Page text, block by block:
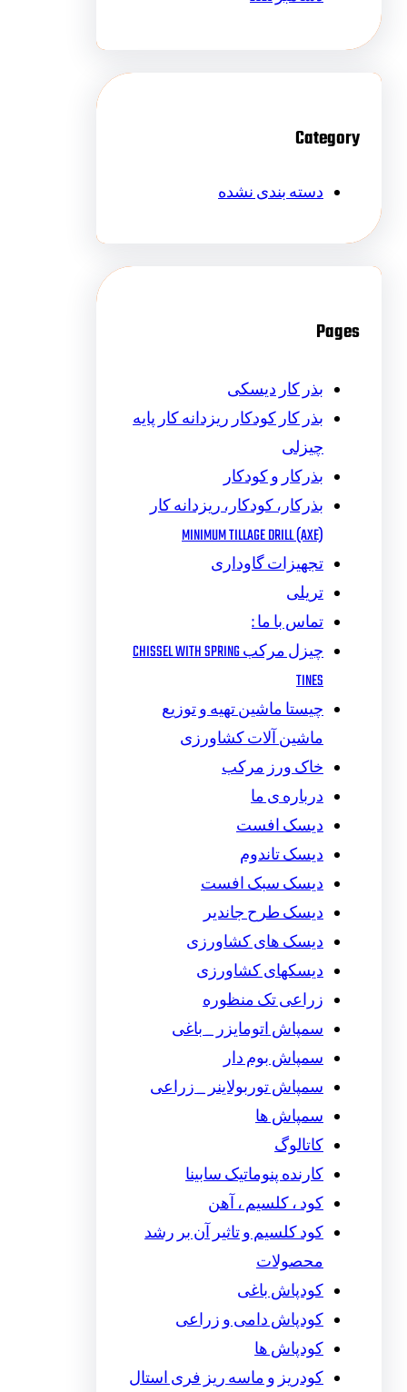
Category
دسته بندی نشده
Pages
بذر کار دیسکی
بذر کار کودکار ریزدانه کار پایه
چیزلی
بذرکار و کودکار
بذرکار، کودکار، ریزدانه کار
MINIMUM TILLAGE DRILL (AXE)
تجهیزات گاوداری
تریلی
تماس با ما :
چیزل مرکب CHISSEL WITH SPRING
TINES
چیستا ماشین تهیه و توزیع
ماشین آلات کشاورزی
خاک ورز مرکب
درباره ی ما
دیسک افست
دیسک تاندوم
دیسک سبک افست
دیسک طرح جاندیر
دیسک های کشاورزی
دیسکهای کشاورزی
زراعی تک منظوره
سمپاش اتومایزر _ باغی
سمپاش بوم دار
سمپاش توربولاینر _ زراعی
سمپاش ها
کاتالوگ
کارنده پنوماتیک سابینا
کود ، کلسیم ، آهن
کود کلسیم و تاثیر آن بر رشد
محصولات
کودپاش باغی
کودپاش دامی و زراعی
کودپاش ها
کودریز و ماسه ریز فری استال